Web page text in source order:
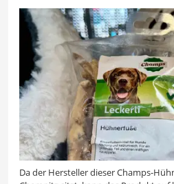
Da der Hersteller dieser Champs-